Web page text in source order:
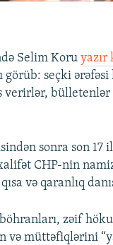
Selim Koruyazır
seçki ərəfəsi
verirlər, bülletenlər
sonra son
CHP-nin
və qaranlıq
zəif
və müttəfiqlərini